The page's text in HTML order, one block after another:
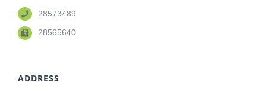
28573489
28565640
ADDRESS